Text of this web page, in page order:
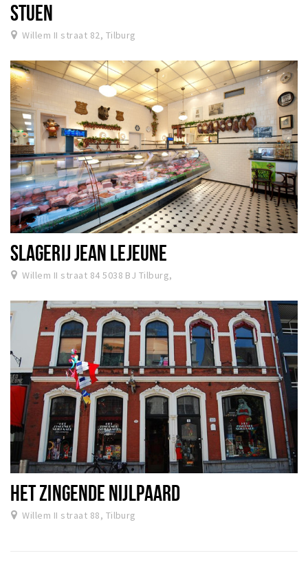
STUEN
Willem II straat 82, Tilburg
SLAGERIJ JEAN LEJEUNE
Willem II straat 84 5038 BJ Tilburg,
HET ZINGENDE NIJLPAARD
Willem II straat 88, Tilburg